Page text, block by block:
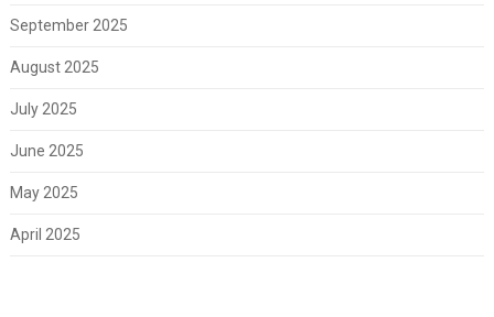
September 2025
August 2025
July 2025
June 2025
May 2025
April 2025